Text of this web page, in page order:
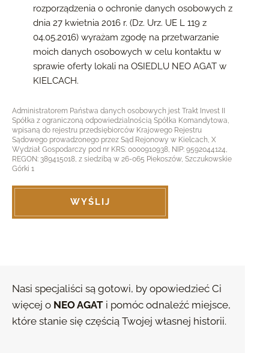
rozporządzenia o ochronie danych osobowych z
dnia 27 kwietnia 2016 r. (Dz. Urz. UE L 119 z
04.05.2016) wyrażam zgodę na przetwarzanie
moich danych osobowych w celu kontaktu w
sprawie oferty lokali na OSIEDLU NEO AGAT w
KIELCACH.
Administratorem Państwa danych osobowych jest Trakt Invest II
Spółka z ograniczoną odpowiedzialnością Spółka Komandytowa,
wpisaną do rejestru przedsiębiorców Krajowego Rejestru
Sądowego prowadzonego przez Sąd Rejonowy w Kielcach, X
Wydział Gospodarczy pod nr KRS: 0000910938, NIP: 9592044124,
REGON: 389415018, z siedzibą w 26-065 Piekoszów, Szczukowskie
Górki 1
Nasi specjaliści są gotowi, by opowiedzieć Ci
więcej o NEO AGAT i pomóc odnaleźć miejsce,
które stanie się częścią Twojej własnej historii.